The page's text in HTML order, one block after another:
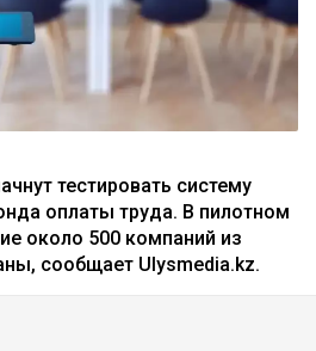
тестировать систему
оплаты труда. В пилотном
около 500 компаний из
сообщает Ulysmedia.kz.